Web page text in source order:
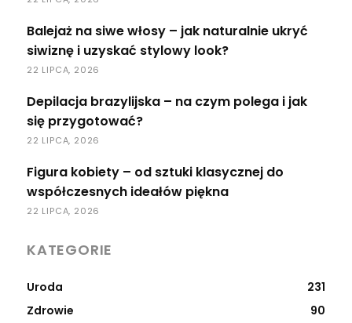
Balejaż na siwe włosy – jak naturalnie ukryć
siwiznę i uzyskać stylowy look?
22 LIPCA, 2026
Depilacja brazylijska – na czym polega i jak
się przygotować?
22 LIPCA, 2026
Figura kobiety – od sztuki klasycznej do
współczesnych ideałów piękna
22 LIPCA, 2026
KATEGORIE
Uroda
231
Zdrowie
90